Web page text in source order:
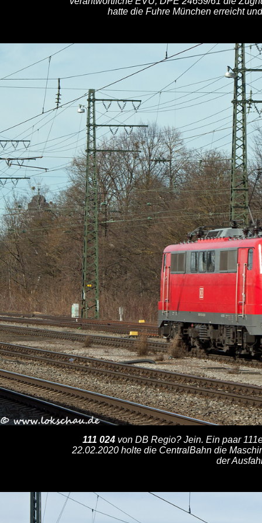
hatte die Fuhre München erreicht
111 024von DB Regio? Jein. Ein paar
22.02.2020 holte die CentralBahn die
der